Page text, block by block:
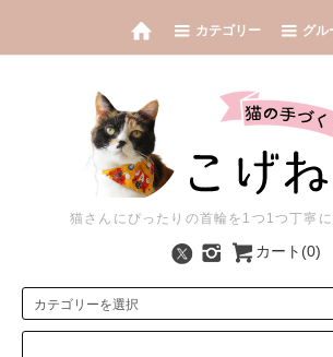
カテゴリー グル
猫さんにぴったりの首輪を1つ1つ丁寧
カート(0)